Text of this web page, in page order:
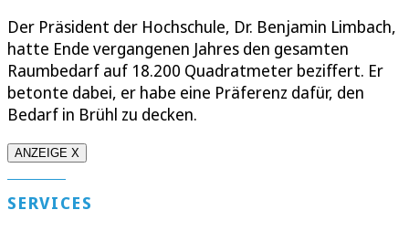
Der Präsident der Hochschule, Dr. Benjamin Limbach,
hatte Ende vergangenen Jahres den gesamten
Raumbedarf auf 18.200 Quadratmeter beziffert. Er
betonte dabei, er habe eine Präferenz dafür, den
Bedarf in Brühl zu decken.
ANZEIGE X
SERVICES